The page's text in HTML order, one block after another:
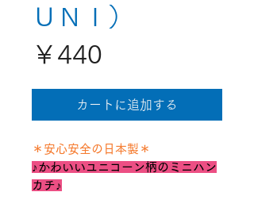
ＵＮＩ）
￥440
格
カートに追加する
＊安心安全の日本製＊
♪かわいいユニコーン柄のミニハン
カチ♪